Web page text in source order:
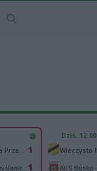
1
1
Dziś, 12:00